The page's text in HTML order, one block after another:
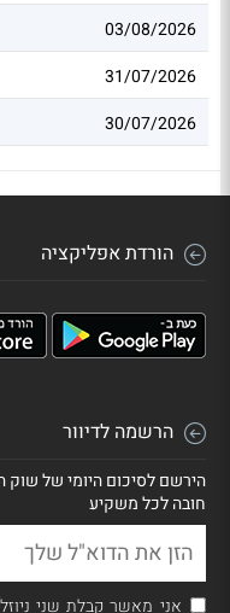
03/08/2026
31/07/2026
30/07/2026
הורדת אפליקציה
הרשמה לדיוור
הירשם לסיכום היומי של שוק
חובה לכל משקיע
אני מאשר קבלת שני